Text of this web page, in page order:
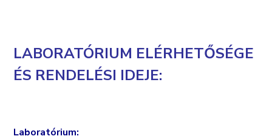
LABORATÓRIUM ELÉRHETŐSÉGE
ÉS RENDELÉSI IDEJE:
Laboratórium: